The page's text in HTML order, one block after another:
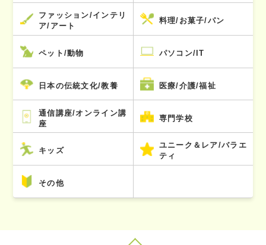
ファッション/インテリ
ア/アート
料理/お菓子/パン
ペット/動物 パソコン/IT
日本の伝統文化/教養 医療/介護/福祉
通信講座/オンライン講
座
専門学校
キッズ
ユニーク＆レア/バラエ
ティ
その他